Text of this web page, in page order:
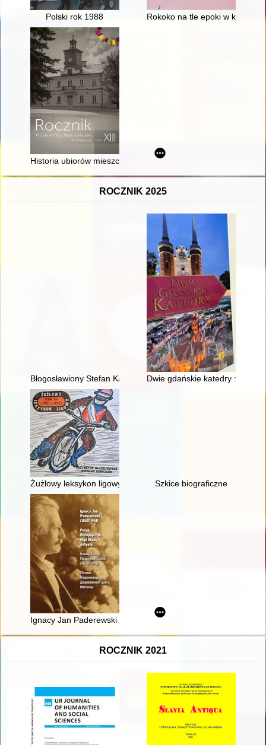
Polski rok 1988 Rokoko na tle epoki w krajach
Historia ubiorów mieszczańskich w XIX w
ROCZNIK 2025
Błogosławiony Stefan Kardynał WyszyńskiDwie gdańskie katedry : filary
Żużlowy leksykon ligowy. T. 15, Szkice biograficzne
Ignacy Jan Paderewski (1860-1941) : Polak, Europejczyk,
ROCZNIK 2021